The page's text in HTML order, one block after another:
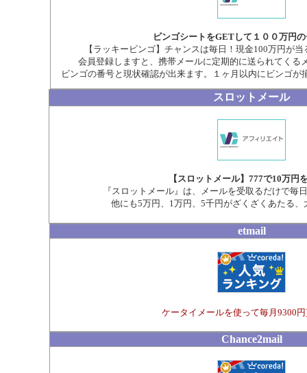
ビンゴシートをGETして１００万円
【ラッキービンゴ】チャンスは毎日！現金100万円が
会員登録しますと、携帯メールに定期的に送られてくる
ビンゴの番号と現状確認が出来ます。１ヶ月以内にビンゴが
スロットメール
【スロットメール】777で10万円
『スロットメール』は、メールを受取るだけで毎
他にも5万円、1万円、5千円がざくざくあたる
etmail
ケータイメールを使って毎月9300
Chance2mail